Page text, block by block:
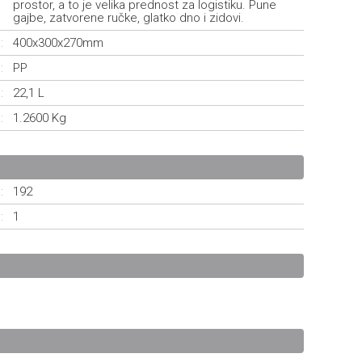
prostor, a to je velika prednost za logistiku. Pune
gajbe, zatvorene ručke, glatko dno i zidovi.
400x300x270mm
PP
22,1 L
1.2600 Kg
192
1